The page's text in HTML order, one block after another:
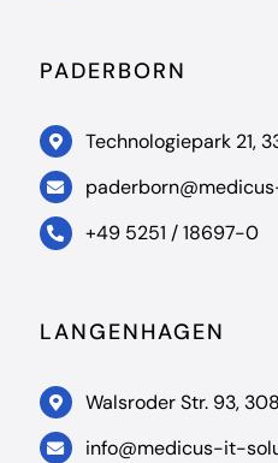
PADERBORN
Technologiepark 21,
+49 5251 / 18697-0
LANGENHAGEN
Walsroder Str. 93,
info@medicus-it-